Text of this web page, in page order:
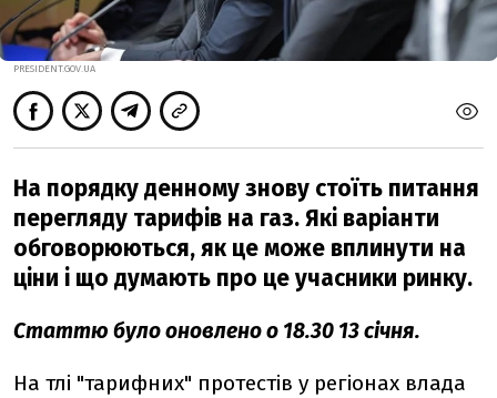
PRESIDENT.GOV.UA
На порядку денному знову стоїть питання
перегляду тарифів на газ. Які варіанти
обговорюються, як це може вплинути на
ціни і що думають про це учасники ринку.
Статтю було оновлено о 18.30 13 січня.
На тлі "тарифних" протестів у регіонах влада